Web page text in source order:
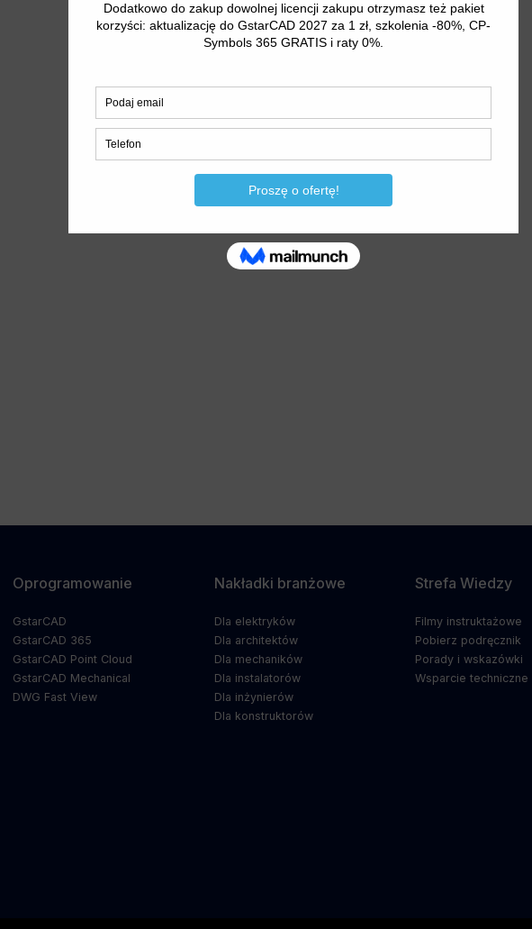
Oprogramowanie
GstarCAD
GstarCAD 365
GstarCAD Point Cloud
GstarCAD Mechanical
DWG Fast View
Nakładki branżowe
Dla elektryków
Dla architektów
Dla mechaników
Dla instalatorów
Dla inżynierów
Dla konstruktorów
Strefa Wiedzy
Filmy instruktażowe
Pobierz podręcznik
Porady i wskazówki
Wsparcie techniczne